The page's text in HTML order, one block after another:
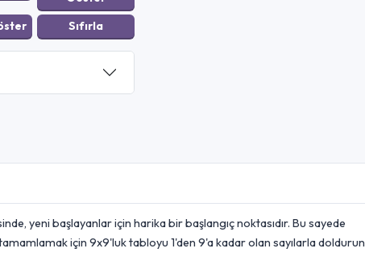
yeni başlayanlar için harika bir başlangıç noktasıdır. Bu sayede
için 9x9'luk tabloyu 1'den 9'a kadar olan sayılarla